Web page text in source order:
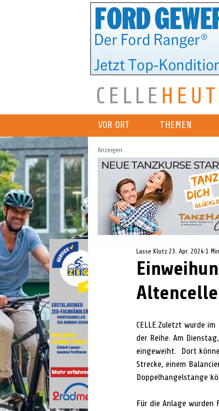
VOR ORT THEMEN
Anzeigen
Altencelle
Lasse Klotz 23. Apr. 2024 1
CELLE.Zuletzt wurde im
der Reihe. Am
eingeweiht.  Dort
Strecke, einem
Doppelhangelstange
Für die Anlage wurden